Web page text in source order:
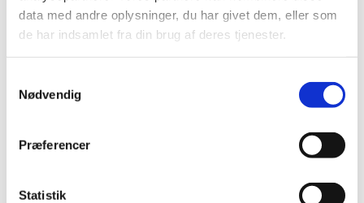
data med andre oplysninger, du har givet dem, eller som
de har indsamlet fra din brug af deres tjenester.
Nødvendig
Præferencer
Statistik
bækkenbundsprolaps bliver trukket tilbage i USA, efter…
Underlivsnet fra Bard trækkes fra markedet i
|11. marts 2019
underlivsnet også kaldet vaginale mesh implantater i…
Alle (83)